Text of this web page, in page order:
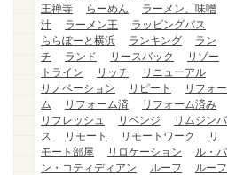
王禅寺
らーめん
ラーメン、味噌
汁
ラーメン王
ラッピングバス
ららぽーと横浜
ランキング
ラン
チ
ランド リースバック
リゾー
トライン
リッチ
リニューアル
リノベーション
リピート
リフォー
ム
リフォーム済
リフォーム済み
リフレッシュ
リベンジ
リムジンバ
ス
リモート リモートワーク
リ
モート部屋
リロケーション
ル・パ
ン・コティディアン
ルーフ
ルーフ